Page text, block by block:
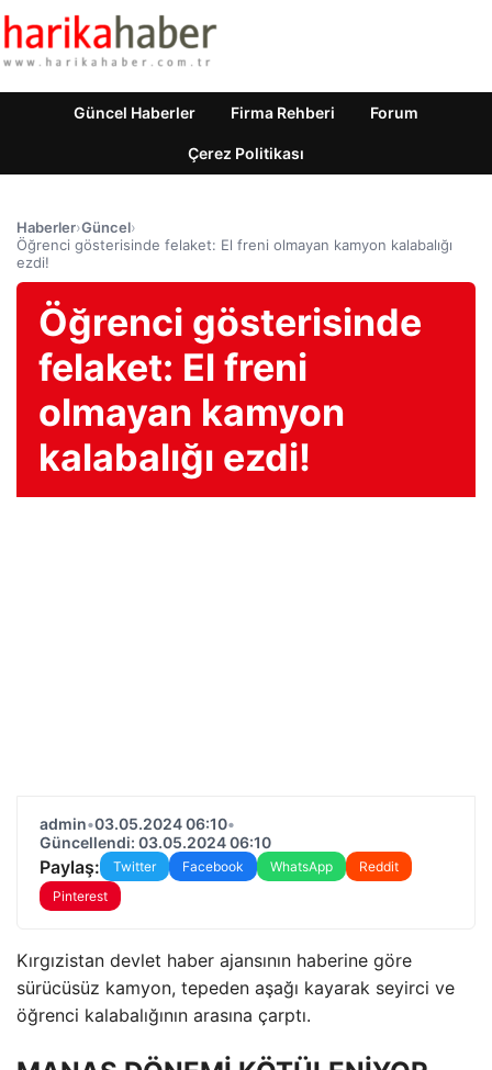
Güncel Haberler Firma Rehberi Forum
Çerez Politikası
Haberler›Güncel›
Öğrenci gösterisinde felaket: El freni olmayan kamyon kalabalığı
ezdi!
Öğrenci gösterisinde
felaket: El freni
olmayan kamyon
kalabalığı ezdi!
admin•03.05.2024 06:10•
Güncellendi: 03.05.2024 06:10
Paylaş: Twitter Facebook WhatsApp
Reddit
Pinterest
Kırgızistan devlet haber ajansının haberine göre
sürücüsüz kamyon, tepeden aşağı kayarak seyirci ve
öğrenci kalabalığının arasına çarptı.